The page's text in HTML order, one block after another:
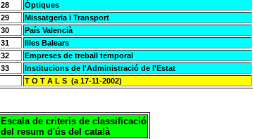
28
Òptiques
29
Missatgeria i Transport
30
País Valencià
31
Illes Balears
32
Empreses de treball temporal
33
Institucions de l'Administració de l'Estat
T O T A L S (a 17-11-2002)
Escala de criteris de classificació
del resum d'ús del català